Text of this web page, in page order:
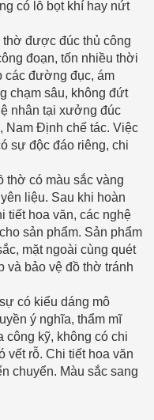
có lỗ bọt khí hay nứt
được đúc thủ công
đoạn, tốn nhiều thời
các đường đục, ám
chạm sâu, không đứt
nhân tại xưởng đúc
Nam Định chế tác. Việc
sự độc đáo riêng, chi
thờ có màu sắc vàng
liệu. Sau khi hoàn
tiết hoa văn, các nghệ
sản phẩm. Sản phẩm
mặt ngoài cùng quét
và bảo vệ đồ thờ tránh
có kiểu dáng mô
ý nghĩa, thẩm mĩ
công kỹ, không có chi
vết rỗ. Chi tiết hoa văn
chuyển. Màu sắc sang